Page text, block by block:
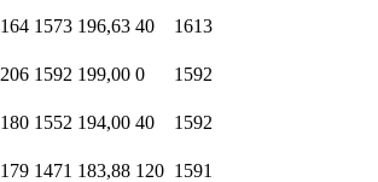
164 1573 196,63 40 1613
206 1592 199,00 0 1592
180 1552 194,00 40 1592
179 1471 183,88 120 1591